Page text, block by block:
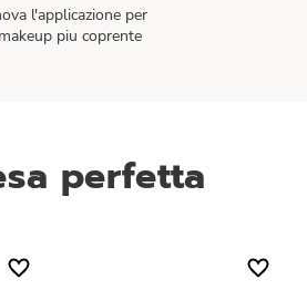
l'applicazione per
piu coprente
perfetta